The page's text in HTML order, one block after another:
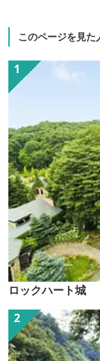
このページを見
ロックハート城